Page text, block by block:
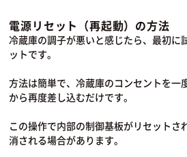
電源リセット（再起動）の方法
冷蔵庫の調子が悪いと感じたら、最初に
ットです。
方法は簡単で、冷蔵庫のコンセントを一
から再度差し込むだけです。
この操作で内部の制御基板がリセットさ
消される場合があります。